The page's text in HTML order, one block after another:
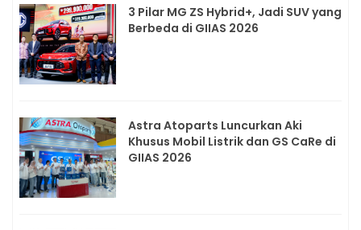
3 Pilar MG ZS Hybrid+, Jadi SUV yang
Berbeda di GIIAS 2026
Astra Atoparts Luncurkan Aki
Khusus Mobil Listrik dan GS CaRe di
GIIAS 2026